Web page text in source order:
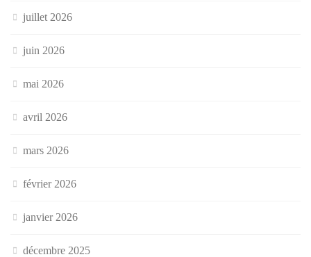
juillet 2026
juin 2026
mai 2026
avril 2026
mars 2026
février 2026
janvier 2026
décembre 2025